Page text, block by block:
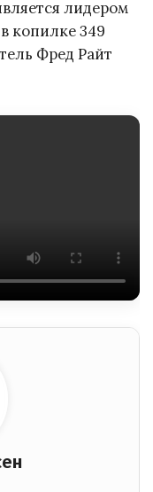
лидером
копилке 349
Фред Райт